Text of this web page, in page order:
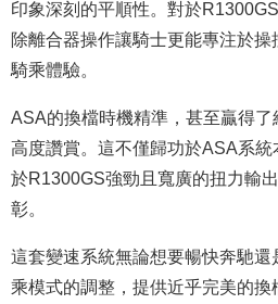
印象深刻的平順性。對於
除離合器操作讓騎士更能專注於
騎乘體驗。
ASA的換檔時機精準，甚至贏得
高度讚賞。這不僅歸功於ASA系
於R1300GS強勁且寬廣的扭力輸
彰。
這套變速系統無論想要暢快奔馳
乘模式的調整，提供近乎完美的